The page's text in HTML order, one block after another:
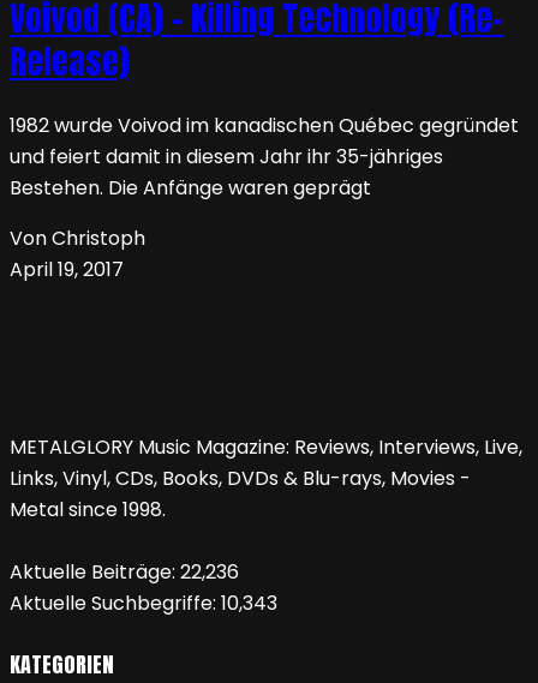
Voivod (CA) – Killing Technology (Re-
Release)
1982 wurde Voivod im kanadischen Québec gegründet
und feiert damit in diesem Jahr ihr 35-jähriges
Bestehen. Die Anfänge waren geprägt
Von Christoph
April 19, 2017
METALGLORY Music Magazine: Reviews, Interviews, Live,
Links, Vinyl, CDs, Books, DVDs & Blu-rays, Movies -
Metal since 1998.
Aktuelle Beiträge: 22,236
Aktuelle Suchbegriffe: 10,343
KATEGORIEN